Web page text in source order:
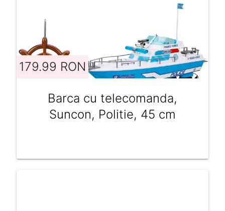
179.99 RON
Barca cu telecomanda,
Suncon, Politie, 45 cm